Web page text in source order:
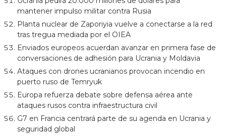
mantener impulso militar contra Rusia
Planta nuclear de Zaporiyia vuelve a conectarse a la red
tras tregua mediada por el OIEA
Enviados europeos acuerdan avanzar en primera fase de
conversaciones de adhesión para Ucrania y Moldavia
Ataques con drones ucranianos provocan incendio en
puerto ruso de Temryuk
Europa refuerza debate sobre defensa aérea ante
ataques rusos contra infraestructura civil
G7 en Francia centrará parte de su agenda en Ucrania y
seguridad global